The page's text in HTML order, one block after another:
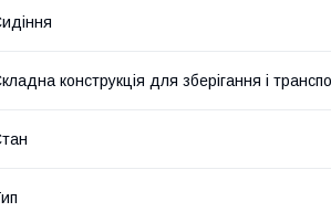
конструкція для зберігання і